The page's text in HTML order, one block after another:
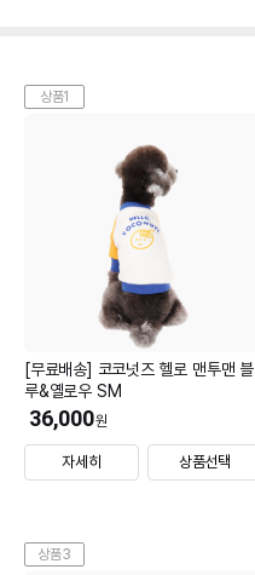
상품1
[무료배송] 코코넛즈 헬로 맨투맨 블
루&옐로우 SM
36,000원
자세히 상품선택
상품3